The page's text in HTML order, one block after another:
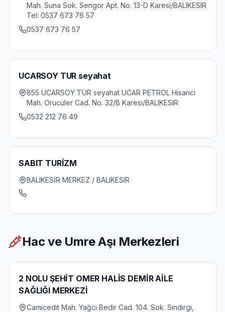
Mah. Suna Sok. Sengor Apt. No. 13-D Karesi/BALIKESIR
Tel: 0537 673 76 57
0537 673 76 57
UCARSOY TUR seyahat
855 UCARSOY TUR seyahat UCAR PETROL Hisarici
Mah. Oruculer Cad. No. 32/B Karesi/BALIKESIR
0532 212 76 49
SABIT TURİZM
BALIKESİR MERKEZ / BALIKESIR
Hac ve Umre Aşı Merkezleri
2 NOLU ŞEHİT OMER HALİS DEMİR AİLE
SAĞLIĞI MERKEZİ
Camicedit Mah. Yağcı Bedir Cad. 104. Sok. Sındırgı,